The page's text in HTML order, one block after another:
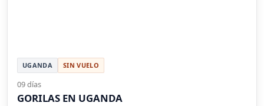
UGANDA SIN VUELO
09 días
GORILAS EN UGANDA